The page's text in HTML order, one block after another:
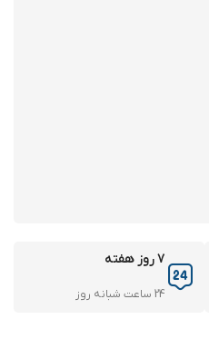
7 روز هفته
24 ساعت شبانه روز